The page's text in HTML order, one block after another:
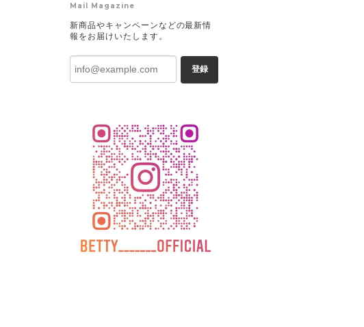
Mail Magazine
新商品やキャンペーンなどの最新情
報をお届けいたします。
登録